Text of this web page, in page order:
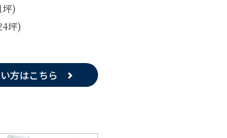
)
坪)
方はこちら